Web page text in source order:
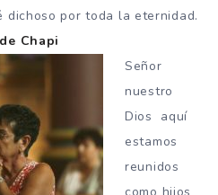
dichoso por toda la eternidad.
Chapi
Señor
nuestro
Dios aquí
estamos
reunidos
como hijos